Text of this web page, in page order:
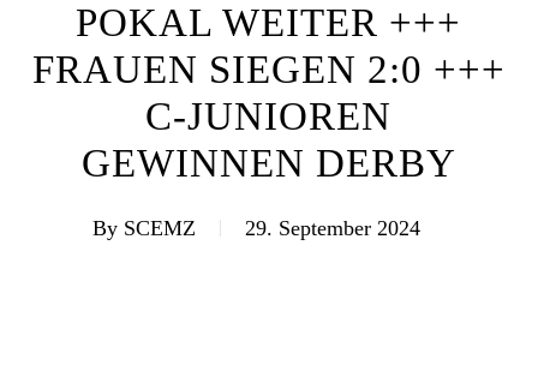
POKAL WEITER +++
FRAUEN SIEGEN 2:0 +++
C-JUNIOREN
GEWINNEN DERBY
By SCEMZ 29. September 2024